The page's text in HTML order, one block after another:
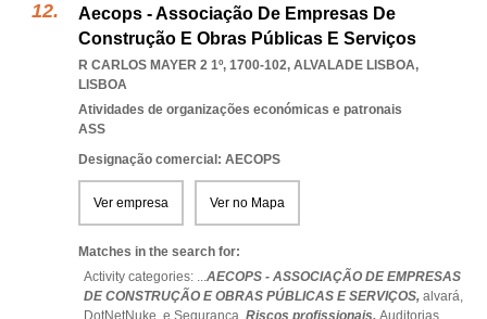
Aecops - Associação De Empresas De
Construção E Obras Públicas E Serviços
R CARLOS MAYER 2 1º, 1700-102, ALVALADE LISBOA,
LISBOA
Atividades de organizações económicas e patronais
ASS
Designação comercial: AECOPS
Ver empresa Ver no Mapa
Matches in the search for:
Activity categories: ...AECOPS - ASSOCIAÇÃO DE EMPRESAS
DE CONSTRUÇÃO E OBRAS PÚBLICAS E SERVIÇOS, alvará,
DotNetNuke, e Segurança, Riscos profissionais, Auditorias